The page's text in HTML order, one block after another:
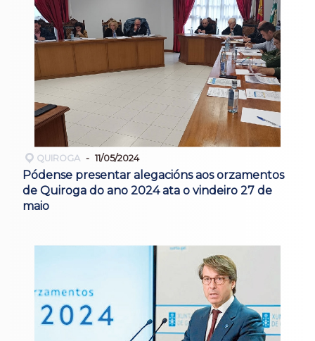
QUIROGA 11/05/2024
Pódense presentar alegacións aos orzamentos
de Quiroga do ano 2024 ata o vindeiro 27 de
maio